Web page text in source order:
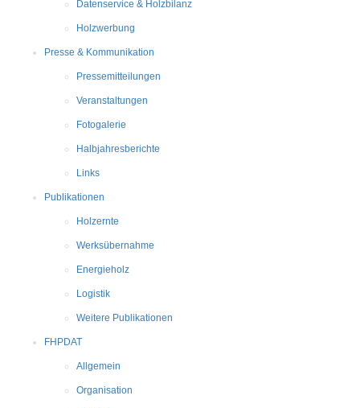
Datenservice & Holzbilanz
Holzwerbung
Presse & Kommunikation
Pressemitteilungen
Veranstaltungen
Fotogalerie
Halbjahresberichte
Links
Publikationen
Holzernte
Werksübernahme
Energieholz
Logistik
Weitere Publikationen
FHPDAT
Allgemein
Organisation